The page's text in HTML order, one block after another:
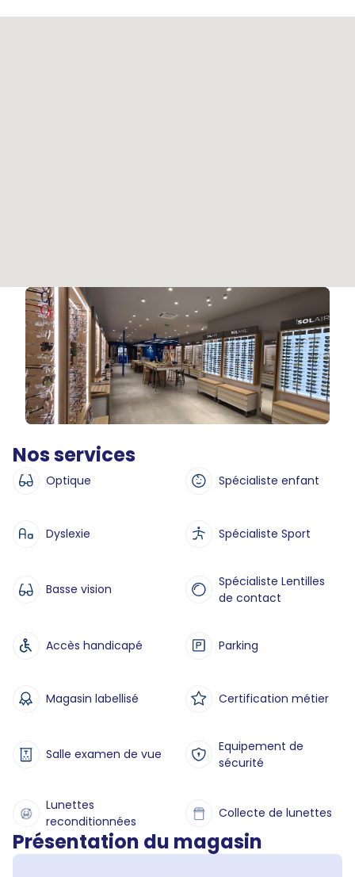
Nos services
Optique Spécialiste enfant
Dyslexie Spécialiste Sport
Basse vision
Spécialiste Lentilles
de contact
Accès handicapé Parking
Magasin labellisé Certification métier
Salle examen de vue
Equipement de
sécurité
Lunettes
reconditionnées
Collecte de lunettes
Présentation du magasin